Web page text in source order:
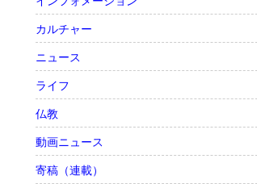
カルチャー
ニュース
ライフ
仏教
動画ニュース
寄稿（連載）